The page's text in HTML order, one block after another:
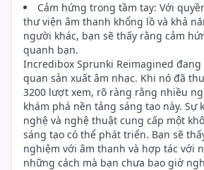
Cảm hứng trong tầm tay: Với
thư viện âm thanh khổng lồ và khả
người khác, bạn sẽ thấy rằng cảm
quanh bạn.
Incredibox Sprunki Reimagined
quan sản xuất âm nhạc. Khi nó đã
3200 lượt xem, rõ ràng rằng nhiều
khám phá nền tảng sáng tạo này. Sự
nghệ và nghệ thuật cung cấp một
sáng tạo có thể phát triển. Bạn sẽ
nghiệm với âm thanh và hợp tác với
những cách mà bạn chưa bao giờ